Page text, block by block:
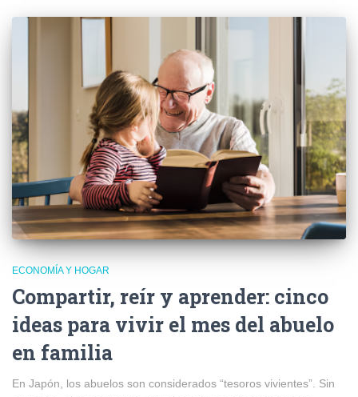
ECONOMÍA Y HOGAR
Compartir, reír y aprender: cinco
ideas para vivir el mes del abuelo
en familia
En Japón, los abuelos son considerados “tesoros vivientes”. Sin